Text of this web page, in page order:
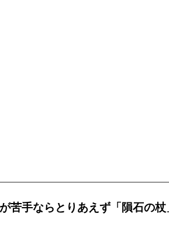
苦手ならとりあえず「隕石の杖